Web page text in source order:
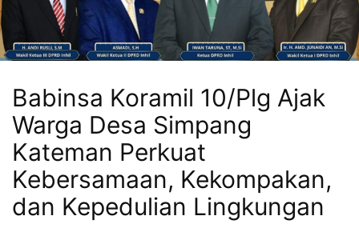
Babinsa Koramil 10/Plg Ajak
Warga Desa Simpang
Kateman Perkuat
Kebersamaan, Kekompakan,
dan Kepedulian Lingkungan